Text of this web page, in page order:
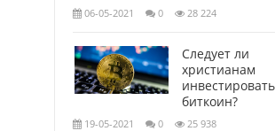
06-05-2021 0 28 224
Следует ли
христианам
биткоин?
19-05-2021 0 25 938